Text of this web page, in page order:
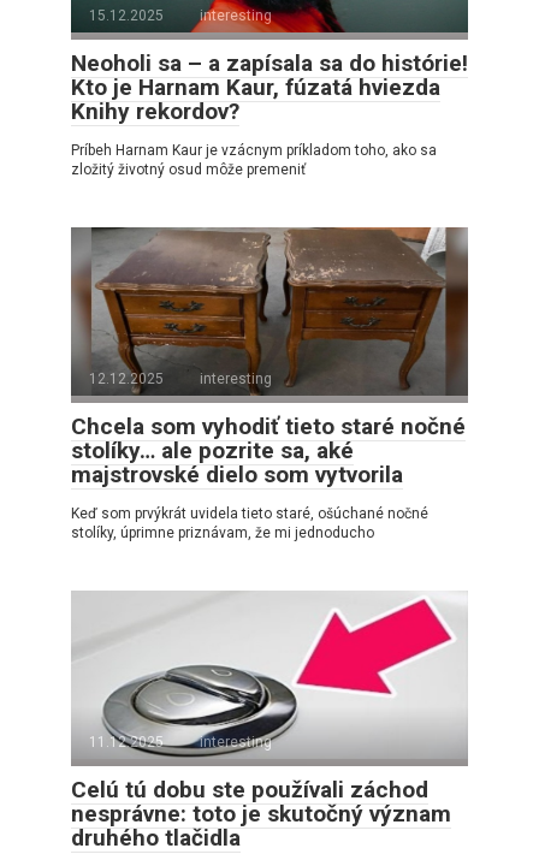
15.12.2025 interesting
Neoholi sa – a zapísala sa do histórie!
Kto je Harnam Kaur, fúzatá hviezda
Knihy rekordov?
Príbeh Harnam Kaur je vzácnym príkladom toho, ako sa
zložitý životný osud môže premeniť
12.12.2025 interesting
Chcela som vyhodiť tieto staré nočné
stolíky… ale pozrite sa, aké
majstrovské dielo som vytvorila
Keď som prvýkrát uvidela tieto staré, ošúchané nočné
stolíky, úprimne priznávam, že mi jednoducho
11.12.2025 interesting
Celú tú dobu ste používali záchod
nesprávne: toto je skutočný význam
druhého tlačidla